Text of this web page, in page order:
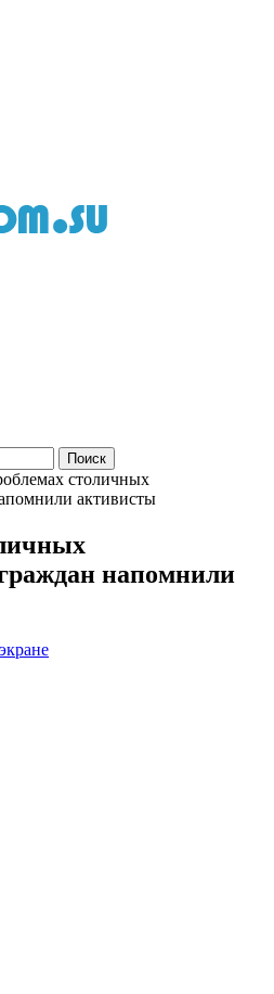
столичных
активисты
напомнили